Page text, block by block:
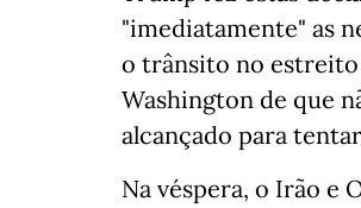
"imediatamente" as
o trânsito no
Washington de que
alcançado para
Na véspera, o Irão e